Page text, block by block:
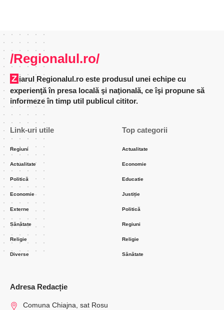
/Regionalul.ro/
Ziarul Regionalul.ro este produsul unei echipe cu
experienţă în presa locală şi naţională, ce îşi propune să
informeze în timp util publicul cititor.
Link-uri utile
Regiuni
Actualitate
Politică
Economie
Externe
Sănătate
Religie
Diverse
Top categorii
Actualitate
Economie
Educatie
Justiție
Politică
Regiuni
Religie
Sănătate
Adresa Redacție
Comuna Chiajna, sat Rosu